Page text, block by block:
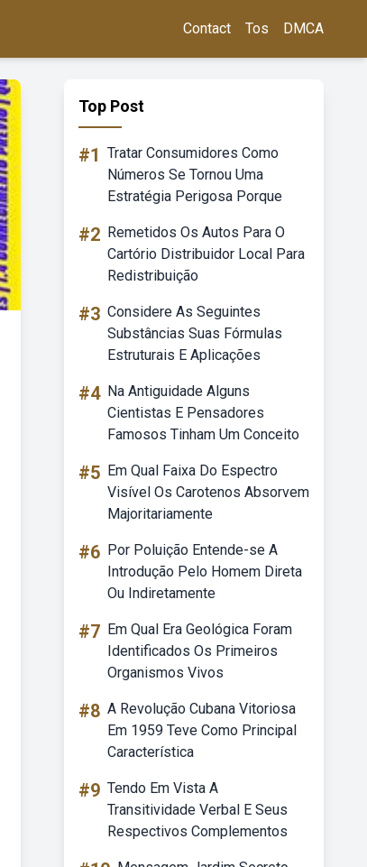
Contact Tos DMCA
Top Post
#1 Tratar Consumidores Como
Números Se Tornou Uma
Estratégia Perigosa Porque
#2 Remetidos Os Autos Para O
Cartório Distribuidor Local Para
Redistribuição
#3 Considere As Seguintes
Substâncias Suas Fórmulas
Estruturais E Aplicações
#4 Na Antiguidade Alguns
Cientistas E Pensadores
Famosos Tinham Um Conceito
#5 Em Qual Faixa Do Espectro
Visível Os Carotenos Absorvem
Majoritariamente
#6 Por Poluição Entende-se A
Introdução Pelo Homem Direta
Ou Indiretamente
#7 Em Qual Era Geológica Foram
Identificados Os Primeiros
Organismos Vivos
#8 A Revolução Cubana Vitoriosa
Em 1959 Teve Como Principal
Característica
#9 Tendo Em Vista A
Transitividade Verbal E Seus
Respectivos Complementos